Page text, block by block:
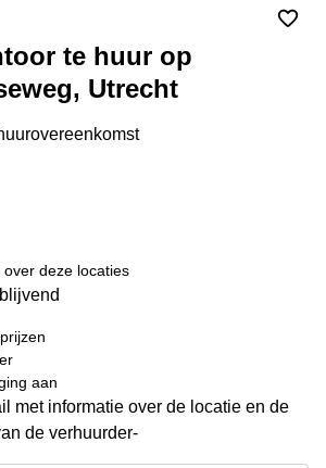
te huur op
Utrecht
deze locaties
aan
met informatie over de locatie en de
de verhuurder-